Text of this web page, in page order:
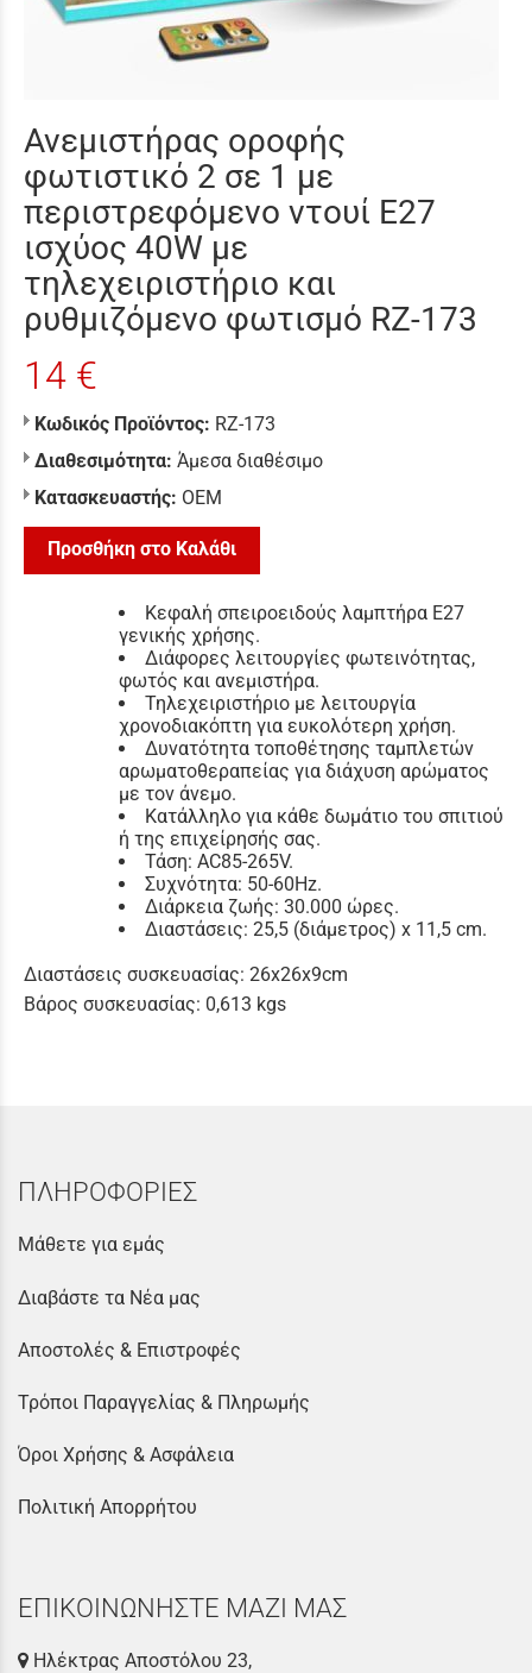
Ανεμιστήρας οροφής
φωτιστικό 2 σε 1 με
περιστρεφόμενο ντουί Ε27
ισχύος 40W με
τηλεχειριστήριο και
ρυθμιζόμενο φωτισμό RZ-173
14 €
Κωδικός Προϊόντος: RZ-173
Διαθεσιμότητα: Άμεσα διαθέσιμο
Κατασκευαστής: ΟΕΜ
Προσθήκη στο Καλάθι
Κεφαλή σπειροειδούς λαμπτήρα E27
γενικής χρήσης.
Διάφορες λειτουργίες φωτεινότητας,
φωτός και ανεμιστήρα.
Τηλεχειριστήριο με λειτουργία
χρονοδιακόπτη για ευκολότερη χρήση.
Δυνατότητα τοποθέτησης ταμπλετών
αρωματοθεραπείας για διάχυση αρώματος
με τον άνεμο.
Κατάλληλο για κάθε δωμάτιο του σπιτιού
ή της επιχείρησής σας.
Τάση: AC85-265V.
Συχνότητα: 50-60Hz.
Διάρκεια ζωής: 30.000 ώρες.
Διαστάσεις: 25,5 (διάμετρος) x 11,5 cm.
Διαστάσεις συσκευασίας: 26x26x9cm
Βάρος συσκευασίας: 0,613 kgs
ΠΛΗΡΟΦΟΡΙΕΣ
Μάθετε για εμάς
Διαβάστε τα Νέα μας
Αποστολές & Επιστροφές
Τρόποι Παραγγελίας & Πληρωμής
Όροι Χρήσης & Ασφάλεια
Πολιτική Απορρήτου
ΕΠΙΚΟΙΝΩΝΗΣΤΕ ΜΑΖΙ ΜΑΣ
Ηλέκτρας Αποστόλου 23,